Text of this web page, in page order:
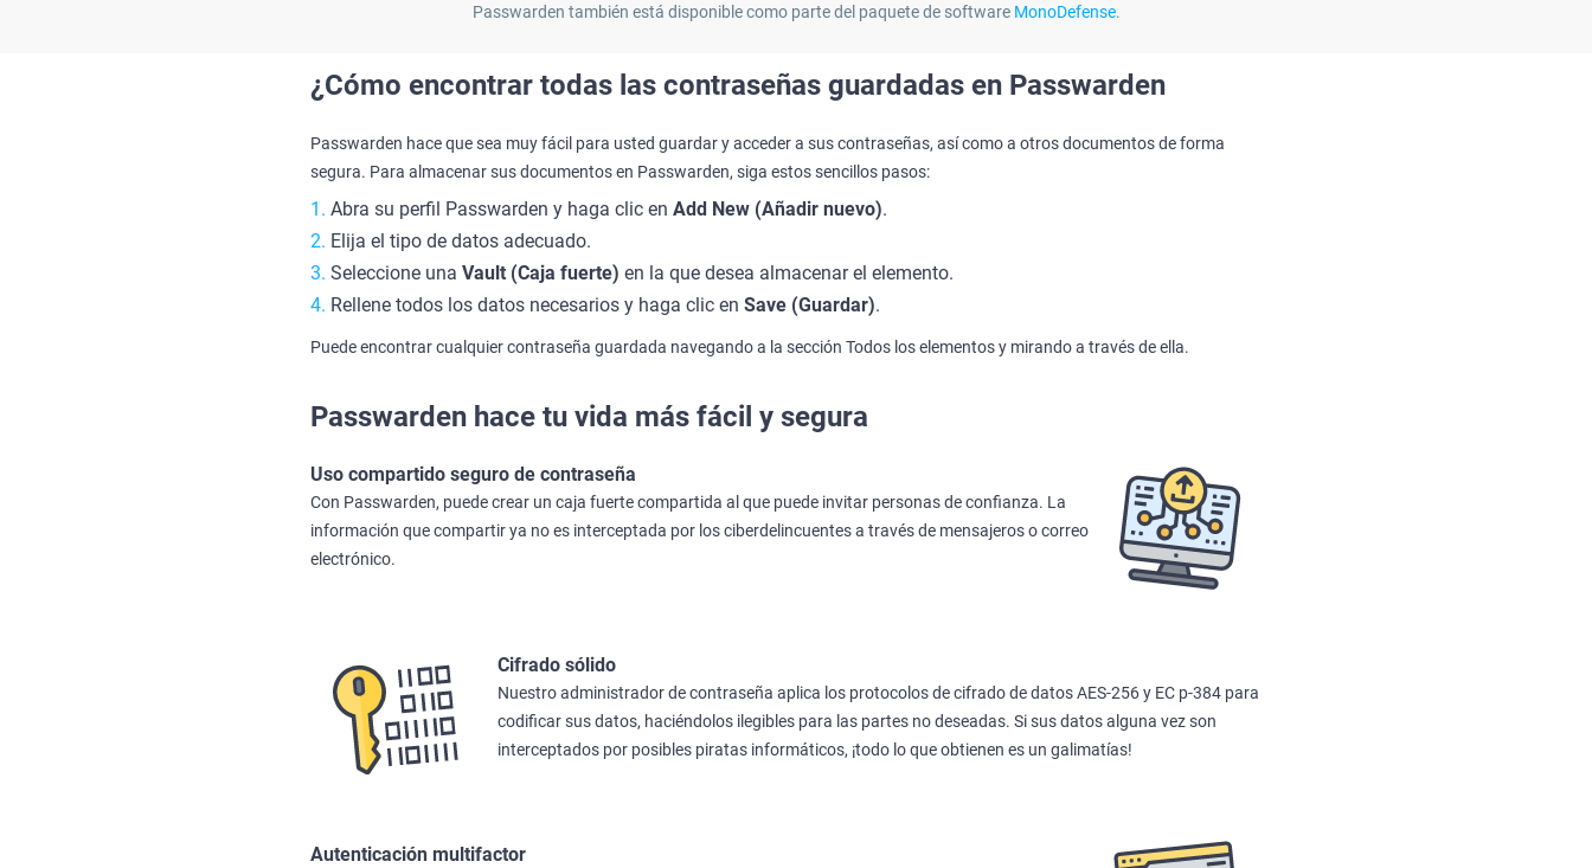
Passwarden también está disponible como parte del paquete de software MonoDefense.
¿Cómo encontrar todas las contraseñas guardadas en Passwarden
Passwarden hace que sea muy fácil para usted guardar y acceder a sus contraseñas, así como a otros documentos de forma
segura. Para almacenar sus documentos en Passwarden, siga estos sencillos pasos:
Abra su perfil Passwarden y haga clic en Add New (Añadir nuevo).
Elija el tipo de datos adecuado.
Seleccione una Vault (Caja fuerte) en la que desea almacenar el elemento.
Rellene todos los datos necesarios y haga clic en Save (Guardar).
Puede encontrar cualquier contraseña guardada navegando a la sección Todos los elementos y mirando a través de ella.
Passwarden hace tu vida más fácil y segura
Uso compartido seguro de contraseña
Con Passwarden, puede crear un caja fuerte compartida al que puede invitar personas de confianza. La
información que compartir ya no es interceptada por los ciberdelincuentes a través de mensajeros o correo
electrónico.
Cifrado sólido
Nuestro administrador de contraseña aplica los protocolos de cifrado de datos AES-256 y ЕС р-384 para
codificar sus datos, haciéndolos ilegibles para las partes no deseadas. Si sus datos alguna vez son
interceptados por posibles piratas informáticos, ¡todo lo que obtienen es un galimatías!
Autenticación multifactor